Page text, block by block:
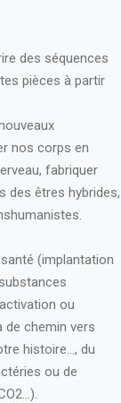
des séquences
pièces à partir
nos corps en
fabriquer
des êtres hybrides,
(implantation
ou
de chemin vers
histoire…, du
ou de